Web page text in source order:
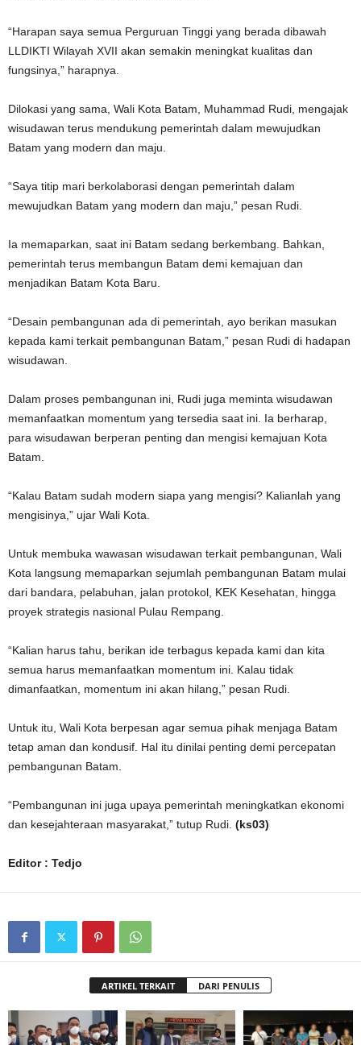
“Harapan saya semua Perguruan Tinggi yang berada dibawah
LLDIKTI Wilayah XVII akan semakin meningkat kualitas dan
fungsinya,” harapnya.
Dilokasi yang sama, Wali Kota Batam, Muhammad Rudi, mengajak
wisudawan terus mendukung pemerintah dalam mewujudkan
Batam yang modern dan maju.
“Saya titip mari berkolaborasi dengan pemerintah dalam
mewujudkan Batam yang modern dan maju,” pesan Rudi.
Ia memaparkan, saat ini Batam sedang berkembang. Bahkan,
pemerintah terus membangun Batam demi kemajuan dan
menjadikan Batam Kota Baru.
“Desain pembangunan ada di pemerintah, ayo berikan masukan
kepada kami terkait pembangunan Batam,” pesan Rudi di hadapan
wisudawan.
Dalam proses pembangunan ini, Rudi juga meminta wisudawan
memanfaatkan momentum yang tersedia saat ini. Ia berharap,
para wisudawan berperan penting dan mengisi kemajuan Kota
Batam.
“Kalau Batam sudah modern siapa yang mengisi? Kalianlah yang
mengisinya,” ujar Wali Kota.
Untuk membuka wawasan wisudawan terkait pembangunan, Wali
Kota langsung memaparkan sejumlah pembangunan Batam mulai
dari bandara, pelabuhan, jalan protokol, KEK Kesehatan, hingga
proyek strategis nasional Pulau Rempang.
“Kalian harus tahu, berikan ide terbagus kepada kami dan kita
semua harus memanfaatkan momentum ini. Kalau tidak
dimanfaatkan, momentum ini akan hilang,” pesan Rudi.
Untuk itu, Wali Kota berpesan agar semua pihak menjaga Batam
tetap aman dan kondusif. Hal itu dinilai penting demi percepatan
pembangunan Batam.
“Pembangunan ini juga upaya pemerintah meningkatkan ekonomi
dan kesejahteraan masyarakat,” tutup Rudi. (ks03)
Editor : Tedjo
ARTIKEL TERKAIT DARI PENULIS